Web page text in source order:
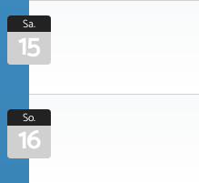
Sa.
15
So.
16